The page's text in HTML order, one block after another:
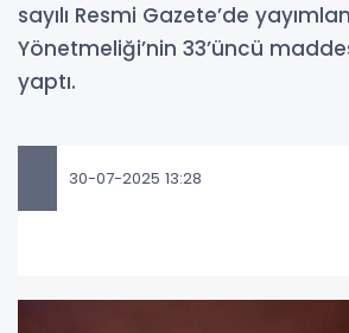
sayılı Resmi Gazete’de
Yönetmeliği’nin 33’üncü
yaptı.
30-07-2025 13:28